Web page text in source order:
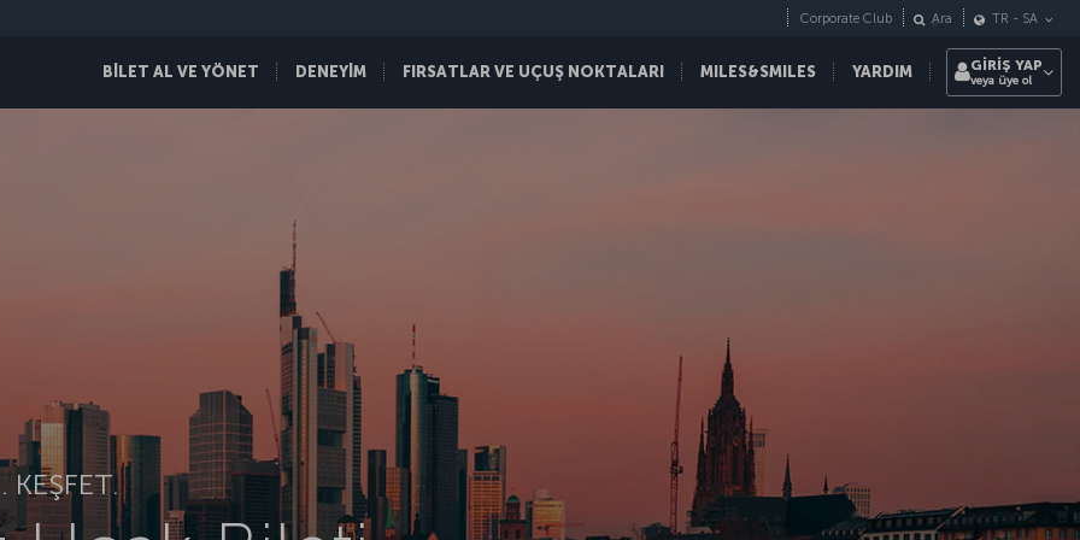
BİLET AL VE YÖNET DENEYİM FIRSATLAR VE UÇUŞ NOKTALARI MILES&SMILES YARDIM
Corporate Club Ara TR - SA
GİRİŞ YAP
veya üye ol
KEŞFET.